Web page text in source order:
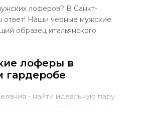
лоферов? В Санкт-
ответ! Наши черные мужские
образец итальянского
лоферы в
гардеробе
- найти идеальную пару
и для официальных